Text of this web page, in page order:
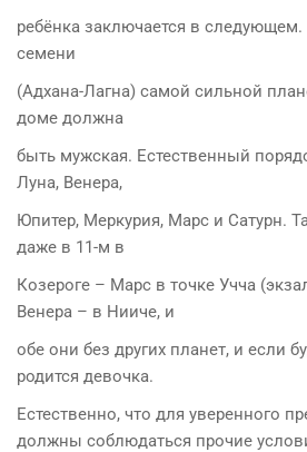
ребёнка заключается в
семени
(Адхана-Лагна) самой сильной
доме должна
быть мужская. Естественный
Луна, Венера,
Юпитер, Меркурия, Марс и Сатурн.
даже в 11-м в
Козероге – Марс в точке Учча
Венера – в Нииче, и
обе они без других планет, и если
родится девочка.
Естественно, что для уверенного
должны соблюдаться прочие